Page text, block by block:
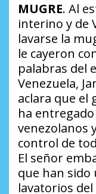
MUGRE. Al
interino y de
lavarse la
le cayeron
palabras del
Venezuela,
aclara que el
ha
venezolanos
control de
El señor
que han sido
lavatorios